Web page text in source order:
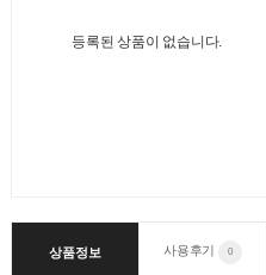
등록된 상품이 없습니다.
상품정보 사용후기 0